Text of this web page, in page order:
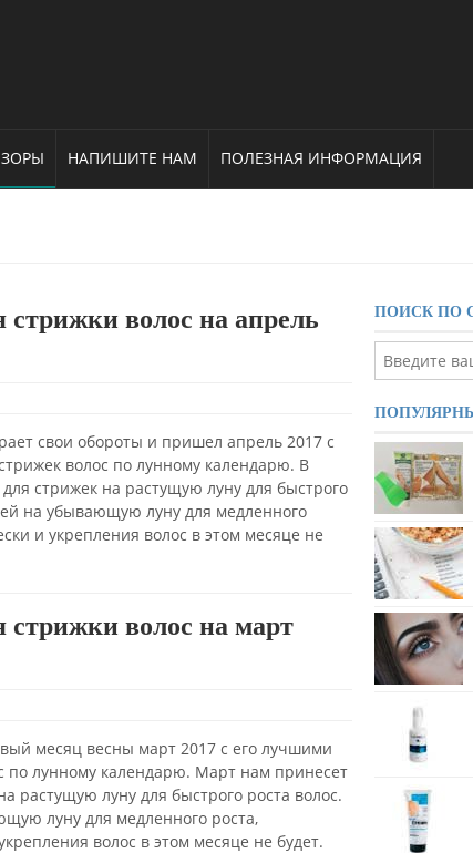
НАПИШИТЕ НАМ ПОЛЕЗНАЯ ИНФОРМАЦИЯ
волос на апрель
свои обороты и пришел апрель 2017 с
волос по лунному календарю. В
стрижек на растущую луну для быстрого
на убывающую луну для медленного
и укрепления волос в этом месяце не
волос на март
месяц весны март 2017 с его лучшими
по лунному календарю. Март нам принесет
растущую луну для быстрого роста волос.
луну для медленного роста,
волос в этом месяце не будет.
ПОИСК ПО